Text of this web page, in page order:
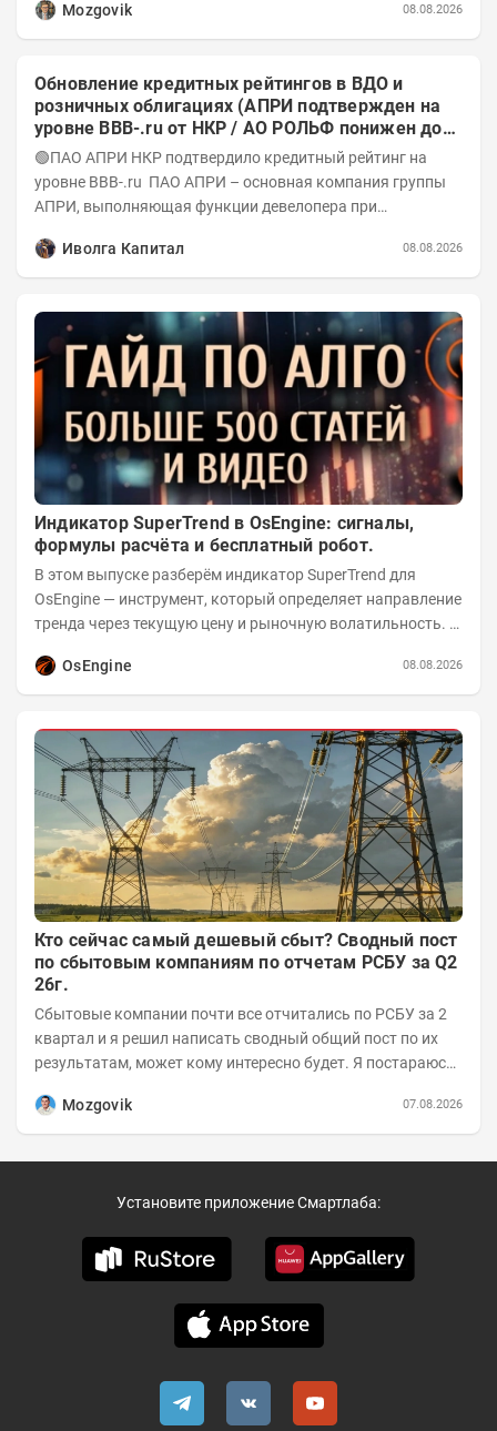
Mozgovik
08.08.2026
Обновление кредитных рейтингов в ВДО и
розничных облигациях (АПРИ подтвержден на
уровне BBB-.ru от НКР / АО РОЛЬФ понижен до
А-(RU) / Элит Строй присвоен на уровне BBB.ru)
🟢ПАО АПРИ НКР подтвердило кредитный рейтинг на
уровне BBB-.ru ПАО АПРИ – основная компания группы
АПРИ, выполняющая функции девелопера при
Иволга Капитал
08.08.2026
Индикатор SuperTrend в OsEngine: сигналы,
формулы расчёта и бесплатный робот.
В этом выпуске разберём индикатор SuperTrend для
OsEngine — инструмент, который определяет направление
тренда через текущую цену и рыночную волатильность. В
OsEngine
08.08.2026
Кто сейчас самый дешевый сбыт? Сводный пост
по сбытовым компаниям по отчетам РСБУ за Q2
26г.
Сбытовые компании почти все отчитались по РСБУ за 2
квартал и я решил написать сводный общий пост по их
результатам, может кому интересно будет. Я постараюсь
Mozgovik
07.08.2026
Установите приложение Смартлаба: